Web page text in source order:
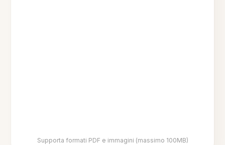
Supporta formati PDF e immagini (massimo 100MB)